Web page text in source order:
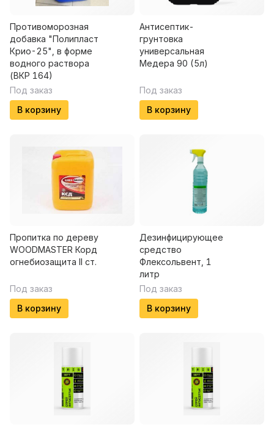
Противоморозная
добавка "Полипласт
Крио-25", в форме
водного раствора
(ВКР 164)
Под заказ
В корзину
Антисептик-
грунтовка
универсальная
Медера 90 (5л)
Под заказ
В корзину
Пропитка по дереву
WOODMASTER Корд
огнебиозащита II ст.
Под заказ
В корзину
Дезинфицирующее
средство
Флексольвент, 1
литр
Под заказ
В корзину